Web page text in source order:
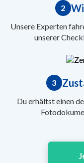
2
Unsere Experten
unserer
3
Du erhältst einen